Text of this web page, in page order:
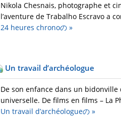
Nikola Chesnais, photographe et
l’aventure de Trabalho Escravo a
24 heures chronoの »
Un travail d’archéologue
De son enfance dans un
universelle. De films en films – La
Un travail d’archéologueの »